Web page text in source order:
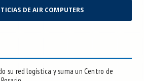
DE AIR COMPUTERS
su red logística y suma un Centro de